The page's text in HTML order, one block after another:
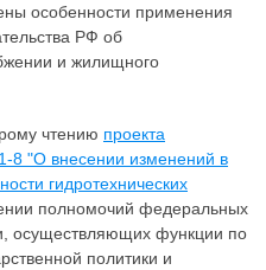
особенности применения
РФ об
и жилищного
чтению проекта
8 "О внесении изменений в
гидротехнических
полномочий федеральных
осуществляющих функции по
политики и